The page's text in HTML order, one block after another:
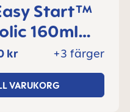
Start™
160ml
0+
1 del
+3 färger
kr
VARUKORG